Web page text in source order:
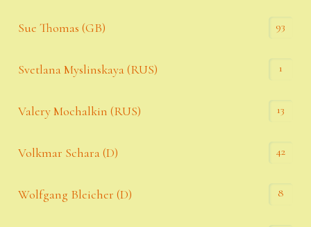
Sue Thomas (GB) 93
Svetlana Myslinskaya (RUS) 1
Valery Mochalkin (RUS) 13
Volkmar Schara (D) 42
Wolfgang Bleicher (D) 8